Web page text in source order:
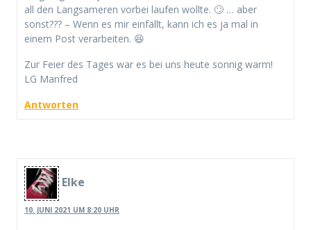
all den Langsameren vorbei laufen wollte. 🙄 … aber
sonst??? – Wenn es mir einfällt, kann ich es ja mal in
einem Post verarbeiten. 😆
Zur Feier des Tages war es bei uns heute sonnig warm!
LG Manfred
Antworten
Elke
10. JUNI 2021 UM 8:20 UHR